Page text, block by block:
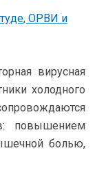
вирусная
холодного
повышением
болью,